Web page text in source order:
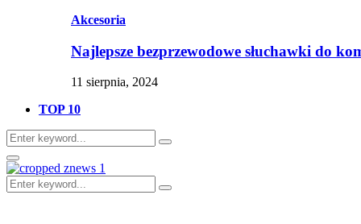
Akcesoria
Najlepsze bezprzewodowe słuchawki do
11 sierpnia, 2024
TOP 10
Search
for:
Search
Primary
Menu
Search
for:
Search